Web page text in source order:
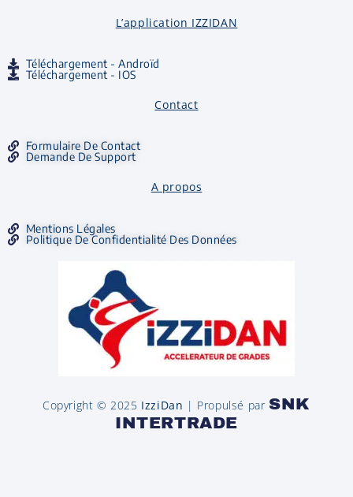
L’application IZZIDAN
Téléchargement - Androïd
Téléchargement - IOS
Contact
Formulaire De Contact
Demande De Support
A propos
Mentions Légales
Politique De Confidentialité Des Données
Copyright © 2025 IzziDan | Propulsé par SNK
INTERTRADE